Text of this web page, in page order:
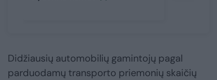
Didžiausių automobilių gamintojų pagal
parduodamų transporto priemonių skaičių